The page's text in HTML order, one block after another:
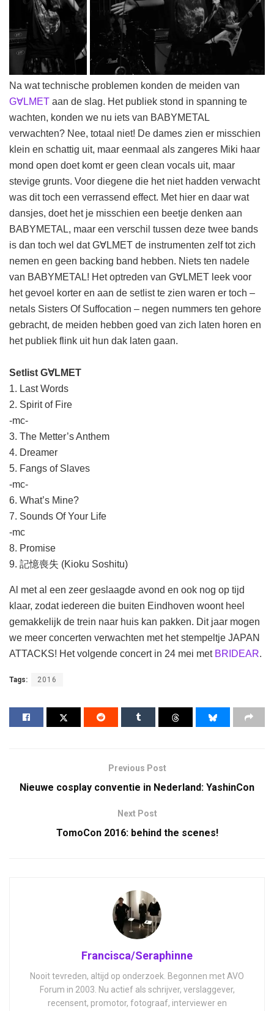
Na wat technische problemen konden de meiden van
G∀LMET aan de slag. Het publiek stond in spanning te
wachten, konden we nu iets van BABYMETAL
verwachten? Nee, totaal niet! De dames zien er misschien
klein en schattig uit, maar eenmaal als zangeres Miki haar
mond open doet komt er geen clean vocals uit, maar
stevige grunts. Voor diegene die het niet hadden verwacht
was dit toch een verrassend effect. Met hier en daar wat
dansjes, doet het je misschien een beetje denken aan
BABYMETAL, maar een verschil tussen deze twee bands
is dan toch wel dat G∀LMET de instrumenten zelf tot zich
nemen en geen backing band hebben. Niets ten nadele
van BABYMETAL! Het optreden van G∀LMET leek voor
het gevoel korter en aan de setlist te zien waren er toch –
netals Sisters Of Suffocation – negen nummers ten gehore
gebracht, de meiden hebben goed van zich laten horen en
het publiek flink uit hun dak laten gaan.
Setlist G∀LMET
1. Last Words
2. Spirit of Fire
-mc-
3. The Metter’s Anthem
4. Dreamer
5. Fangs of Slaves
-mc-
6. What’s Mine?
7. Sounds Of Your Life
-mc
8. Promise
9. 記憶喪失 (Kioku Soshitu)
Al met al een zeer geslaagde avond en ook nog op tijd
klaar, zodat iedereen die buiten Eindhoven woont heel
gemakkelijk de trein naar huis kan pakken. Dit jaar mogen
we meer concerten verwachten met het stempeltje JAPAN
ATTACKS! Het volgende concert in 24 mei met BRIDEAR.
Tags: 2016
Previous Post
Nieuwe cosplay conventie in Nederland: YashinCon
Next Post
TomoCon 2016: behind the scenes!
Francisca/Seraphinne
Nooit tevreden, altijd op onderzoek. Begonnen met AVO
Forum in 2003. Nu actief als schrijver, verslaggever,
recensent, promotor, fotograaf, interviewer en